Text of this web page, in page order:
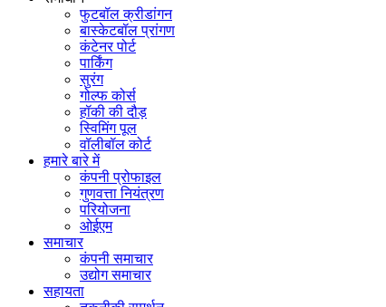
फुटबॉल क्रीडांगन
बास्केटबॉल प्रांगण
कंटेनर पोर्ट
पार्किंग
सुरंग
गोल्फ कोर्स
हॉकी की दौड़
स्विमिंग पूल
वॉलीबॉल कोर्ट
हमारे बारे में
कंपनी प्रोफाइल
गुणवत्ता नियंत्रण
परियोजना
ओईएम
समाचार
कंपनी समाचार
उद्योग समाचार
सहायता